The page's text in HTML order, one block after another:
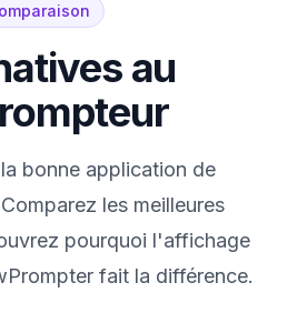
au
bonne application de
les meilleures
pourquoi l'affichage
fait la différence.